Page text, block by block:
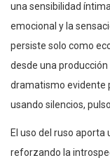
una sensibilidad
emocional y la
persiste solo como
desde una
dramatismo evidente
usando silencios,
El uso del ruso
reforzando la